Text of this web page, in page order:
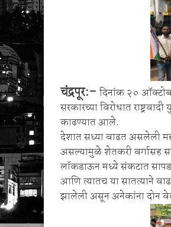
1 व 2 ऑगस्ट
शेगाव पोलीस
चंद्रपूर:- दिनांक २०
सरकारच्या विरोधात
काढण्यात आले.
देशात सध्या वाढत असलेली
असल्यामुळे शेतकरी वर्गासह
लॉकडाऊन मध्ये संकटात
आणि त्यातच या सातत्याने
झालेली असून अनेकांना दोन